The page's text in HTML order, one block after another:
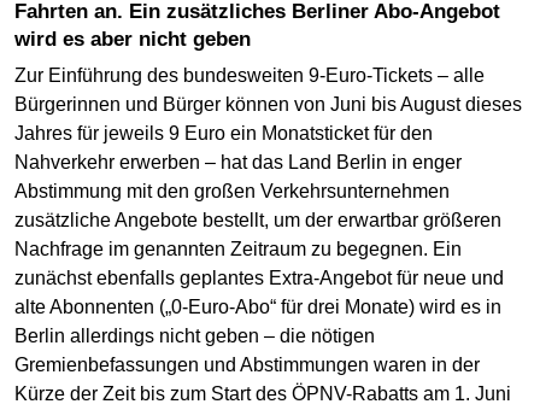
Fahrten an. Ein zusätzliches Berliner Abo-Angebot
wird es aber nicht geben
Zur Einführung des bundesweiten 9-Euro-Tickets – alle
Bürgerinnen und Bürger können von Juni bis August dieses
Jahres für jeweils 9 Euro ein Monatsticket für den
Nahverkehr erwerben – hat das Land Berlin in enger
Abstimmung mit den großen Verkehrsunternehmen
zusätzliche Angebote bestellt, um der erwartbar größeren
Nachfrage im genannten Zeitraum zu begegnen. Ein
zunächst ebenfalls geplantes Extra-Angebot für neue und
alte Abonnenten („0-Euro-Abo“ für drei Monate) wird es in
Berlin allerdings nicht geben – die nötigen
Gremienbefassungen und Abstimmungen waren in der
Kürze der Zeit bis zum Start des ÖPNV-Rabatts am 1. Juni